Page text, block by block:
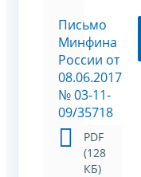
Письмо
Минфина
России от
08.06.2017
№ 03-11-
09/35718
PDF
(128
КБ)